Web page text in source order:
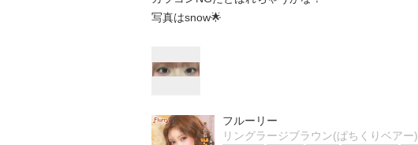
写真はsnow🌟
フルーリー
リングラージブラウン(ぱちくりベアー)